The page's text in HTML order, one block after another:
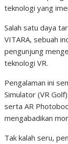
teknologi yang
Salah satu daya
VITARA, sebuah
pengunjung
teknologi VR.
Pengalaman ini
Simulator (VR
serta AR
mengabadikan
Tak kalah seru,